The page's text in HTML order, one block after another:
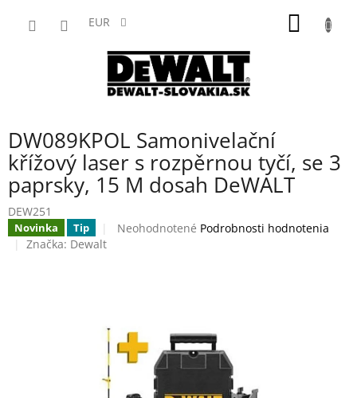
EUR
DW089KPOL Samonivelační
křížový laser s rozpěrnou tyčí, se 3
paprsky, 15 M dosah DeWALT
DEW251
Novinka Tip
Priemerné
hviezdičiek.
Neohodnotené Podrobnosti hodnotenia
Značka: Dewalt